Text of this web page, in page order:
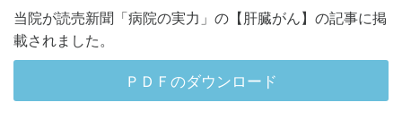
当院が読売新聞「病院の実力」の【肝臓がん】の記事に掲
載されました。
ＰＤＦのダウンロード